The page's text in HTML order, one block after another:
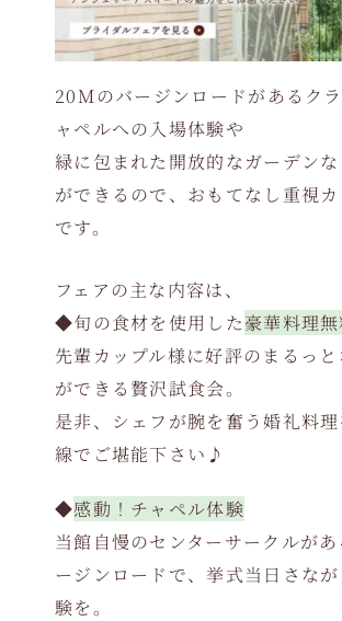
20Mのバージンロードがあるク
ャペルへの入場体験や
緑に包まれた開放的なガーデン
ができるので、おもてなし重視
です。
フェアの主な内容は、
◆旬の食材を使用した豪華料理
先輩カップル様に好評のまるっ
ができる贅沢試食会。
是非、シェフが腕を奮う婚礼料
線でご堪能下さい♪
◆感動！チャペル体験
当館自慢のセンターサークルが
ージンロードで、挙式当日さな
験を。